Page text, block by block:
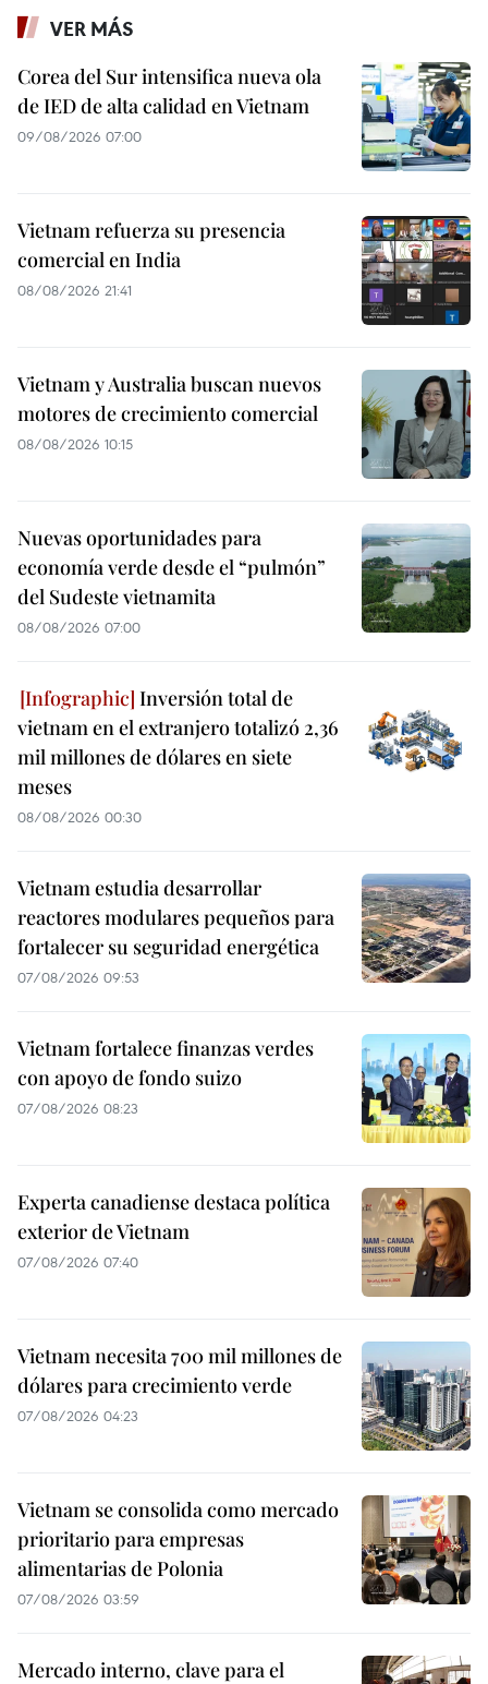
VER MÁS
Corea del Sur intensifica nueva ola
de IED de alta calidad en Vietnam
09/08/2026 07:00
Vietnam refuerza su presencia
comercial en India
08/08/2026 21:41
Vietnam y Australia buscan nuevos
motores de crecimiento comercial
08/08/2026 10:15
Nuevas oportunidades para
economía verde desde el “pulmón”
del Sudeste vietnamita
08/08/2026 07:00
Inversión total de
vietnam en el extranjero totalizó 2,36
mil millones de dólares en siete
meses
08/08/2026 00:30
Vietnam estudia desarrollar
reactores modulares pequeños para
fortalecer su seguridad energética
07/08/2026 09:53
Vietnam fortalece finanzas verdes
con apoyo de fondo suizo
07/08/2026 08:23
Experta canadiense destaca política
exterior de Vietnam
07/08/2026 07:40
Vietnam necesita 700 mil millones de
dólares para crecimiento verde
07/08/2026 04:23
Vietnam se consolida como mercado
prioritario para empresas
alimentarias de Polonia
07/08/2026 03:59
Mercado interno, clave para el